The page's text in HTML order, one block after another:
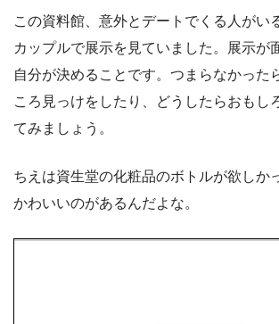
この資料館、意外とデートでくる人がい
カップルで展示を見ていました。展示が
自分が決めることです。つまらなかった
ころ見っけをしたり、どうしたらおもし
てみましょう。
ちえは資生堂の化粧品のボトルが欲しか
かわいいのがあるんだよな。